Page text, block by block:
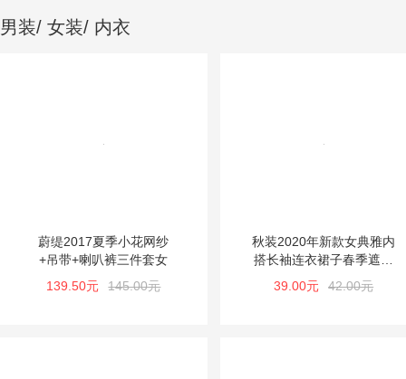
男装/ 女装/ 内衣
蔚缇2017夏季小花网纱
+吊带+喇叭裤三件套女
139.50元
145.00元
秋装2020年新款女典雅内
搭长袖连衣裙子春季遮肚
打底加厚中长时尚
39.00元 42.00元